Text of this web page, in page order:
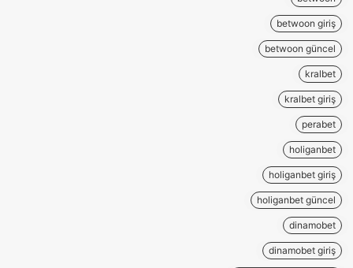
betwoon giriş
betwoon güncel
kralbet
kralbet giriş
perabet
holiganbet
holiganbet giriş
holiganbet güncel
dinamobet
dinamobet giriş